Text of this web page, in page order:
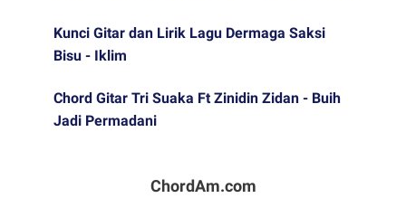
Kunci Gitar dan Lirik Lagu Dermaga Saksi
Bisu - Iklim
Chord Gitar Tri Suaka Ft Zinidin Zidan - Buih
Jadi Permadani
ChordAm.com